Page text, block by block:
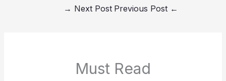
←
Next Post
→
Must Read